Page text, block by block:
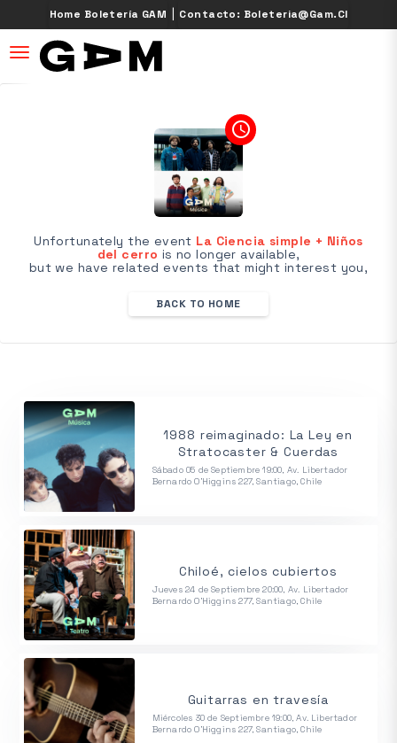
Home Boletería GAM | Contacto: Boleteria@gam.cl
desplegar navegación
access_time
Unfortunately the event La Ciencia simple + Niños
del cerro is no longer available,
but we have related events that might interest you,
BACK TO HOME
1988 reimaginado: La Ley en
Stratocaster & Cuerdas
Sábado 05 de Septiembre 19:00, Av. Libertador
Bernardo O'Higgins 227, Santiago, Chile
Chiloé, cielos cubiertos
Jueves 24 de Septiembre 20:00, Av. Libertador
Bernardo O'Higgins 277, Santiago, Chile
Guitarras en travesía
Miércoles 30 de Septiembre 19:00, Av. Libertador
Bernardo O'Higgins 227, Santiago, Chile